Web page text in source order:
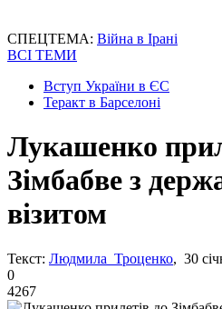
СПЕЦТЕМА: Війна в Ірані
ВСІ ТЕМИ
Вступ України в ЄС
Теракт в Барселоні
Лукашенко
Зімбабве з
візитом
Текст: Людмила Троценко, 30
0
4267